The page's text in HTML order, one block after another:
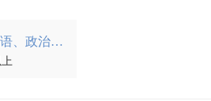
高中：语文、数学、英语、政治、历史、地理、物理、化学、生物、日语